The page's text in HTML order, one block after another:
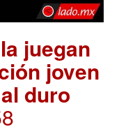
juegan
joven
duro